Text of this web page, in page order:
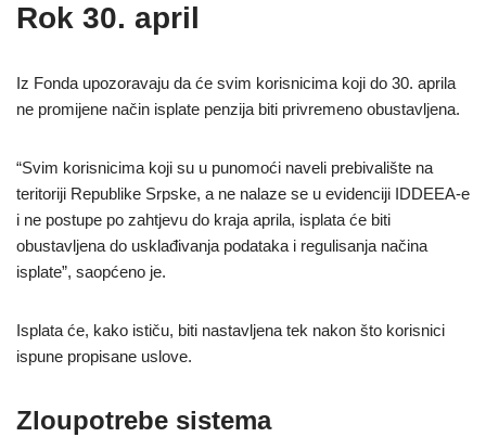
Rok 30. april
Iz Fonda upozoravaju da će svim korisnicima koji do 30. aprila
ne promijene način isplate penzija biti privremeno obustavljena.
“Svim korisnicima koji su u punomoći naveli prebivalište na
teritoriji Republike Srpske, a ne nalaze se u evidenciji IDDEEA-e
i ne postupe po zahtjevu do kraja aprila, isplata će biti
obustavljena do usklađivanja podataka i regulisanja načina
isplate”, saopćeno je.
Isplata će, kako ističu, biti nastavljena tek nakon što korisnici
ispune propisane uslove.
Zloupotrebe sistema